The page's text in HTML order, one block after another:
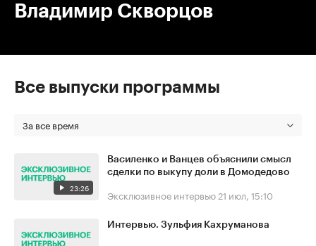
Владимир Скворцов
Все выпуски программы
За все время
23:26
Василенко и Ванцев объяснили смысл
сделки по выкупу доли в Домодедово
Эксклюзивное интервью 21 июл, 15:10
Интервью. Зульфия Кахруманова